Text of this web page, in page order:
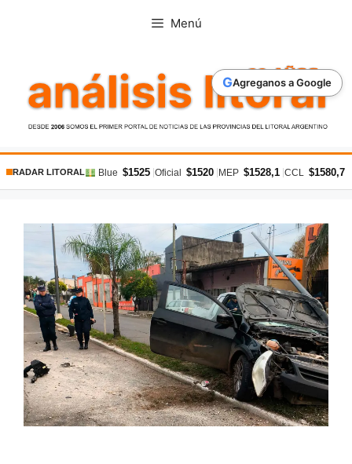
GAgreganos a Google
Menú
RADAR LITORAL Blue $1525 Oficial $1520 MEP $1528,1 CCL $1580,7